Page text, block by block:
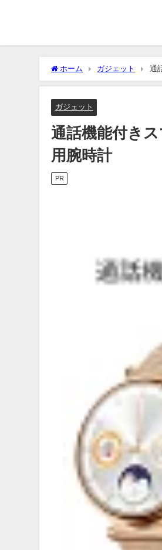
ホーム ガジェット 通
ガジェット
通話機能付き
用腕時計
PR